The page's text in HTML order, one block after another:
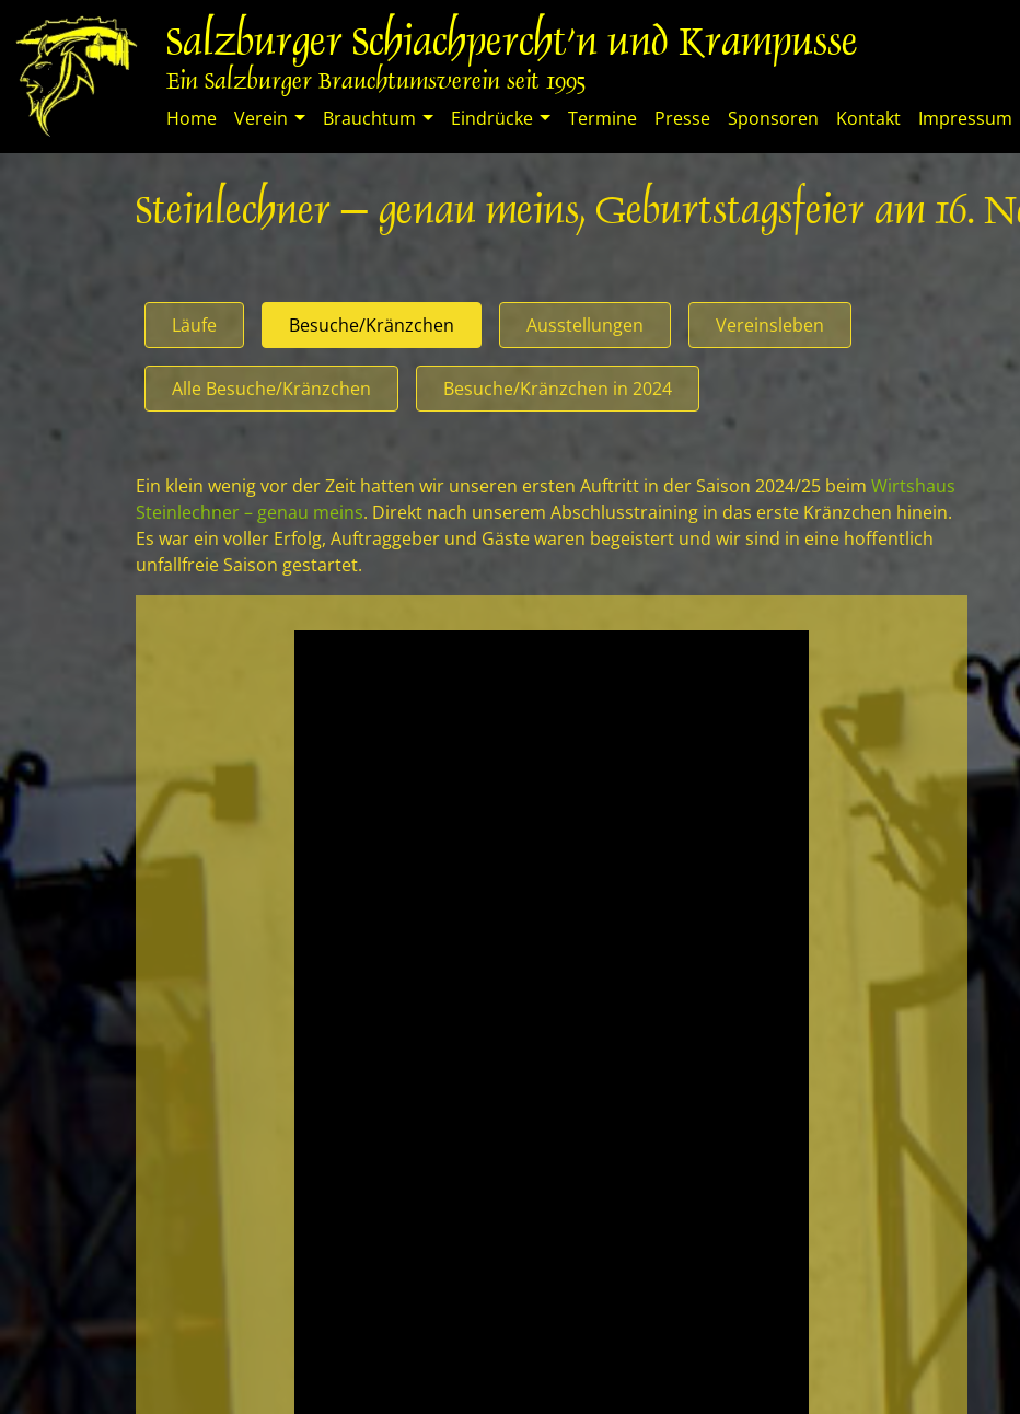
zum
Inhalt
Salzburger Schiachpercht'n und Krampusse
Ein Salzburger Brauchtumsverein seit 1995
Home Verein Brauchtum Eindrücke Termine Presse Sponsoren Kontakt Impressum
Steinlechner – genau meins, Geburtstagsfeier am 16.
Läufe Besuche/Kränzchen Ausstellungen Vereinsleben
Alle Besuche/Kränzchen Besuche/Kränzchen in 2024
Ein klein wenig vor der Zeit hatten wir unseren ersten Auftritt in der Saison 2024/25 beim Wirtshaus
Steinlechner – genau meins. Direkt nach unserem Abschlusstraining in das erste Kränzchen hinein.
Es war ein voller Erfolg, Auftraggeber und Gäste waren begeistert und wir sind in eine hoffentlich
unfallfreie Saison gestartet.